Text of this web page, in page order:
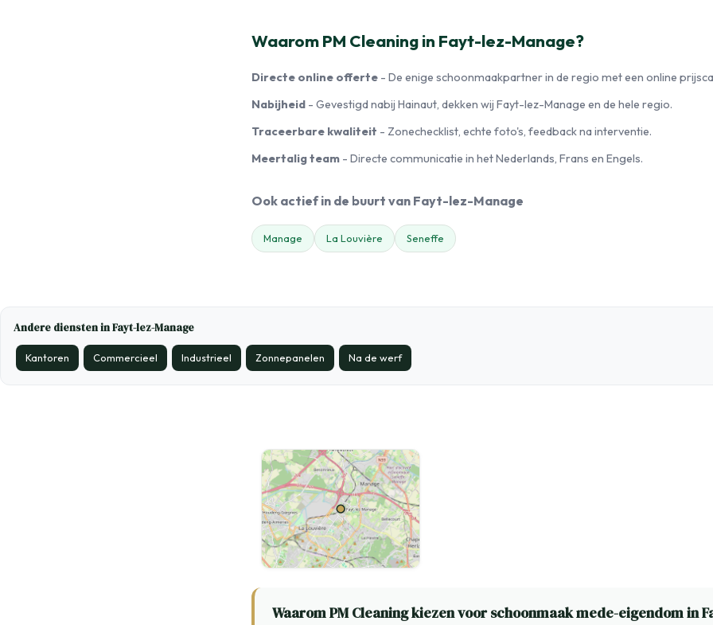
Waarom PM Cleaning in Fayt-lez-Manage?
Directe online offerte - De enige schoonmaakpartner in de regio met een online
Nabijheid - Gevestigd nabij Hainaut, dekken wij Fayt-lez-Manage en de hele regio.
Traceerbare kwaliteit - Zonechecklist, echte foto's, feedback na interventie.
Meertalig team - Directe communicatie in het Nederlands, Frans en Engels.
Ook actief in de buurt van Fayt-lez-Manage
Manage La Louvière Seneffe
Andere diensten in Fayt-lez-Manage
Kantoren Commercieel Industrieel Zonnepanelen Na de werf
Waarom PM Cleaning kiezen voor schoonmaak mede-eigendom in